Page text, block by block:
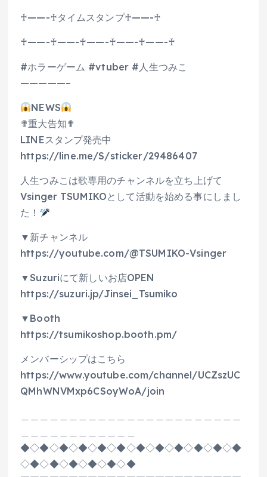
♰——-♰タイムスタンプ♰——-♰
♰——-♰——-♰——-♰——-♰——-♰
#ホラーゲーム #vtuber #人生つみこ
—————–
NEWS
✟重大告知✟
LINEスタンプ発売中
https://line.me/S/sticker/29486407
人生つみこは歌専用のチャンネルを立ち上げて
Vsinger TSUMIKOとして活動を始める事にしまし
た！
▼新チャンネル
https://youtube.com/@TSUMIKO-Vsinger
▼Suzuriにて新しいお店OPEN
https://suzuri.jp/Jinsei_Tsumiko
▼Booth
https://tsumikoshop.booth.pm/
メンバーシップはこちら
https://www.youtube.com/channel/UCZszUC
QMhWNVMxp6CSoyWoA/join
◆◇◆◇◆◇◆◇◆◇◆◇◆◇◆◇◆◇◆◇◆◇◆
◇◆◇◆◇◆◇◆◇◆◇◆